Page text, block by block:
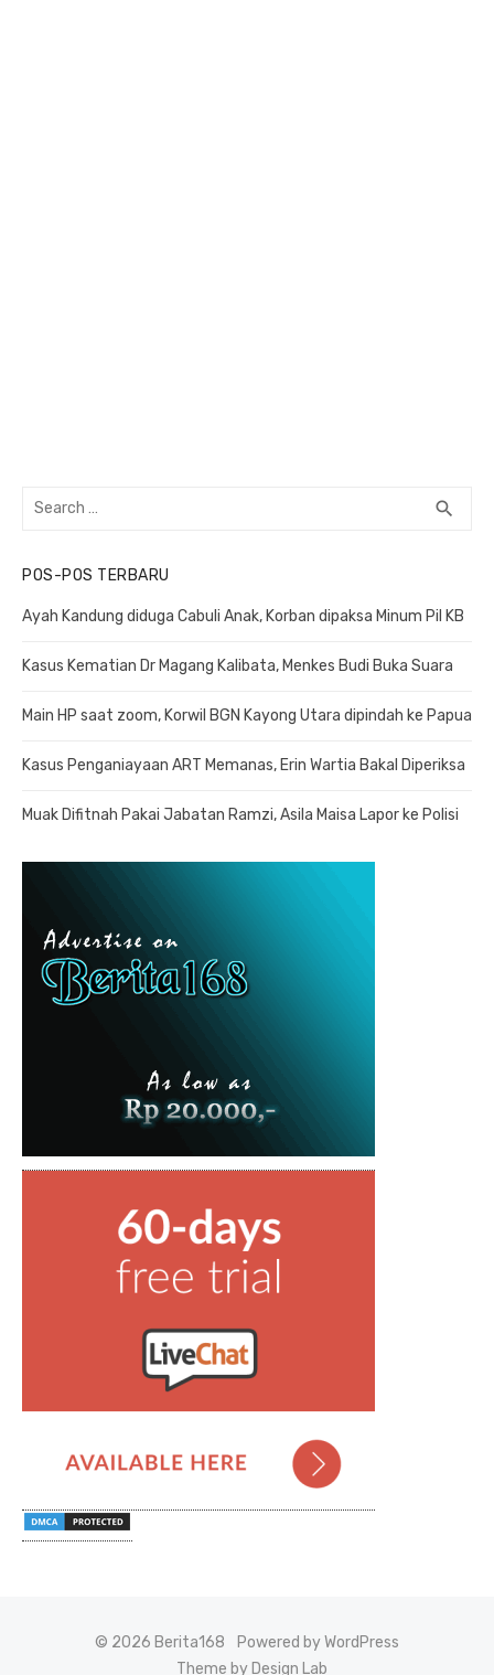
Search
search
POS-POS TERBARU
Ayah Kandung diduga Cabuli Anak, Korban dipaksa Minum Pil KB
Kasus Kematian Dr Magang Kalibata, Menkes Budi Buka Suara
Main HP saat zoom, Korwil BGN Kayong Utara dipindah ke Papua
Kasus Penganiayaan ART Memanas, Erin Wartia Bakal Diperiksa
Muak Difitnah Pakai Jabatan Ramzi, Asila Maisa Lapor ke Polisi
© 2026 Berita168
Powered by WordPress
Theme by Design Lab